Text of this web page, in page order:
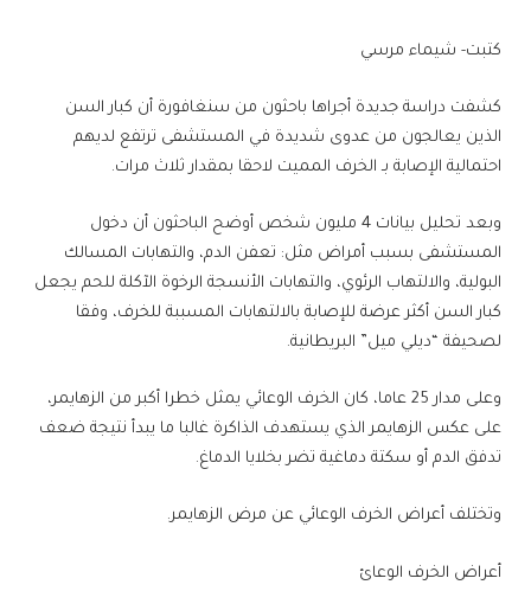
كتبت- شيماء مرسي
كشفت دراسة جديدة أجراها باحثون من سنغافورة أن كبار السن
الذين يعالجون من عدوى شديدة في المستشفى ترتفع لديهم
احتمالية الإصابة بـ الخرف المميت لاحقا بمقدار ثلاث مرات.
وبعد تحليل بيانات 4 مليون شخص أوضح الباحثون أن دخول
المستشفى بسبب أمراض مثل: تعفن الدم، والتهابات المسالك
البولية، والالتهاب الرئوي، والتهابات الأنسجة الرخوة الآكلة للحم يجعل
كبار السن أكثر عرضة للإصابة بالالتهابات المسببة للخرف، وفقا
لصحيفة “ديلي ميل” البريطانية.
وعلى مدار 25 عاما، كان الخرف الوعائي يمثل خطرا أكبر من الزهايمر،
على عكس الزهايمر الذي يستهدف الذاكرة غالبا ما يبدأ نتيجة ضعف
تدفق الدم أو سكتة دماغية تضر بخلايا الدماغ.
وتختلف أعراض الخرف الوعائي عن مرض الزهايمر.
أعراض الخرف الوعائ